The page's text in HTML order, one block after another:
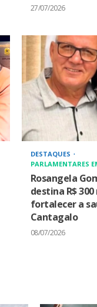
27/07/2026
DESTAQUES
PARLAMENTARES
Rosangela
destina R$
fortalecer a
Cantagalo
08/07/2026